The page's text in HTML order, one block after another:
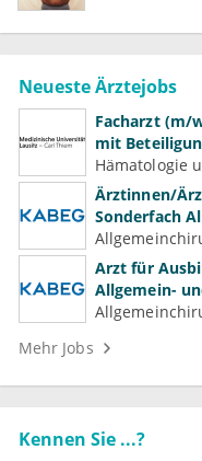
Neueste Ärztejobs
Facharzt (m/
mit
Hämatologie
Ärztinnen/
Sonderfach
Arzt für
Allgemein-
Mehr Jobs
Kennen Sie ...?